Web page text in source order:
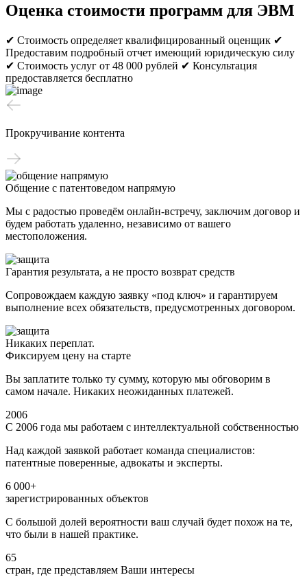
Оценка стоимости программ для ЭВМ
✔ Стоимость определяет квалифицированный оценщик ✔
Предоставим подробный отчет имеющий юридическую силу
✔ Стоимость услуг от 48 000 рублей ✔ Консультация
предоставляется бесплатно
Прокручивание контента
Общение с патентоведом напрямую
Мы с радостью проведём онлайн-встречу, заключим договор и
будем работать удаленно, независимо от вашего
местоположения.
Гарантия результата, а не просто возврат средств
Сопровождаем каждую заявку «под ключ» и гарантируем
выполнение всех обязательств, предусмотренных договором.
Никаких переплат.
Фиксируем цену на старте
Вы заплатите только ту сумму, которую мы обговорим в
самом начале. Никаких неожиданных платежей.
2006
С 2006 года мы работаем с интеллектуальной собственностью
Над каждой заявкой работает команда специалистов:
патентные поверенные, адвокаты и эксперты.
6 000+
зарегистрированных объектов
С большой долей вероятности ваш случай будет похож на те,
что были в нашей практике.
65
стран, где представляем Ваши интересы